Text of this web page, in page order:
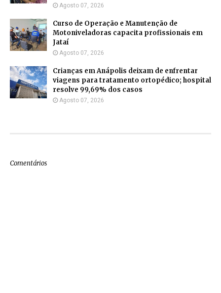
Agosto 07, 2026
Curso de Operação e Manutenção de
Motoniveladoras capacita profissionais em
Jataí
Agosto 07, 2026
Crianças em Anápolis deixam de enfrentar
viagens para tratamento ortopédico; hospital
resolve 99,69% dos casos
Agosto 07, 2026
Comentários